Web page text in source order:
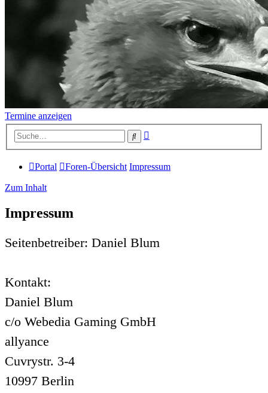
Termine anzeigen
Suche
Portal Foren-Übersicht Impressum
Zum Inhalt
Impressum
Seitenbetreiber: Daniel Blum
Kontakt:
Daniel Blum
c/o Webedia Gaming GmbH
allyance
Cuvrystr. 3-4
10997 Berlin